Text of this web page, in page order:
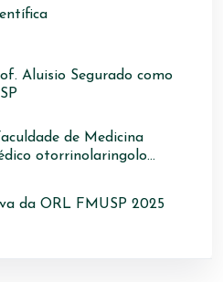
Aluisio Segurado como
de Medicina
otorrinolaringolo...
da ORL FMUSP 2025